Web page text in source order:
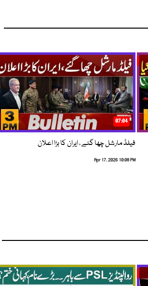
07:04
فیلڈ مارشل چھا گئے ، ایران کا بڑا اعلان
Apr 17, 2026 10:08 PM